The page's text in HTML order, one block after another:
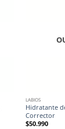
LABIOS
Hidratante
Corrector
$50.990